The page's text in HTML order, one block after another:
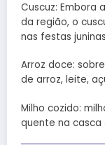
Cuscuz:
da região, o
nas festas
Arroz doce:
de arroz, leite,
Milho cozido:
quente na casca